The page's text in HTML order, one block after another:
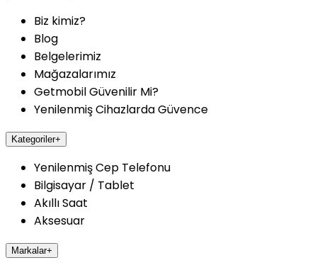
Biz kimiz?
Blog
Belgelerimiz
Mağazalarımız
Getmobil Güvenilir Mi?
Yenilenmiş Cihazlarda Güvence
Kategoriler+
Yenilenmiş Cep Telefonu
Bilgisayar / Tablet
Akıllı Saat
Aksesuar
Markalar+